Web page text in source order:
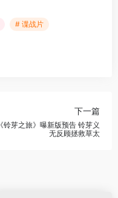
# 谍战片
下一篇
《铃芽之旅》曝新版预告 铃芽义
无反顾拯救草太